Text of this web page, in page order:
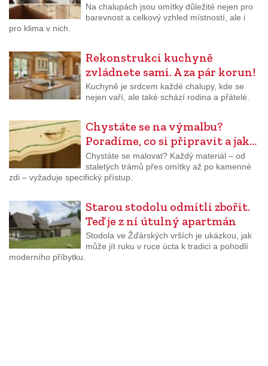
Na chalupách jsou omítky důležité nejen pro
barevnost a celkový vzhled místností, ale i
pro klima v nich.
Rekonstrukci kuchyně
zvládnete sami. A za pár korun!
Kuchyně je srdcem každé chalupy, kde se
nejen vaří, ale také schází rodina a přátelé.
Chystáte se na výmalbu?
Poradíme, co si připravit a jak…
Chystáte se malovat? Každý materiál – od
staletých trámů přes omítky až po kamenné
zdi – vyžaduje specifický přístup.
Starou stodolu odmítli zbořit.
Teď je z ní útulný apartmán
Stodola ve Žďárských vrších je ukázkou, jak
může jít ruku v ruce úcta k tradici a pohodlí
moderního příbytku.